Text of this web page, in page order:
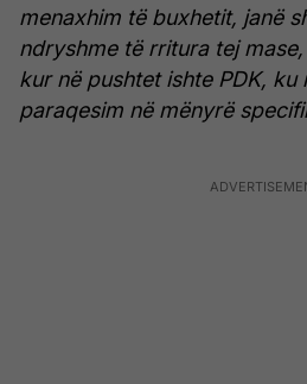
menaxhim të buxhetit, janë
ndryshme të rritura tej
kur në pushtet ishte PDK, ku
paraqesim në mënyrë